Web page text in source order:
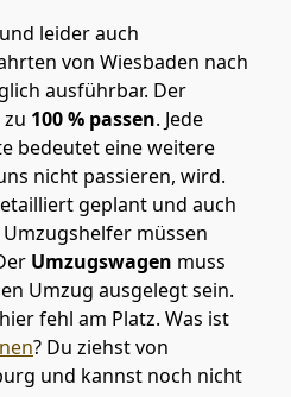
leider auch
von Wiesbaden nach
ausführbar. Der
100 % passen. Jede
bedeutet eine weitere
nicht passieren, wird.
geplant und auch
müssen
Umzugswagen muss
Umzug ausgelegt sein.
fehl am Platz. Was ist
? Du ziehst von
und kannst noch nicht